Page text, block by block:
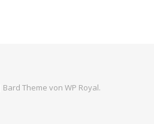
Bard Theme von WP Royal.